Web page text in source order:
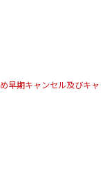
早期キャンセル及びキャ